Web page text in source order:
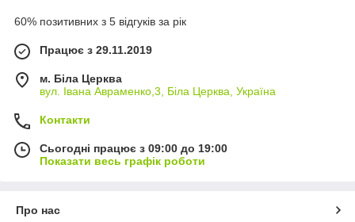
60% позитивних з 5 відгуків за рік
Працює з 29.11.2019
м. Біла Церква
вул. Івана Авраменко,3, Біла Церква, Україна
Контакти
Сьогодні працює з 09:00 до 19:00
Показати весь графік роботи
Про нас